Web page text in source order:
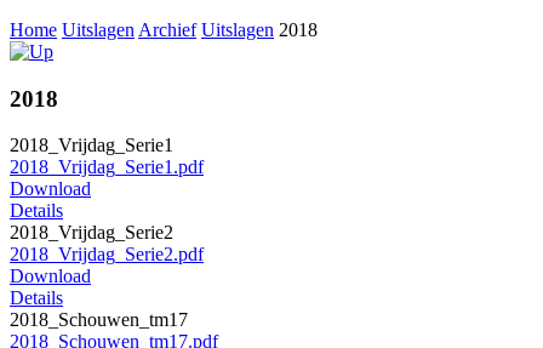
Home Uitslagen Archief Uitslagen 2018
2018
2018_Vrijdag_Serie1
2018_Vrijdag_Serie1.pdf
Download
Details
2018_Vrijdag_Serie2
2018_Vrijdag_Serie2.pdf
Download
Details
2018_Schouwen_tm17
2018_Schouwen_tm17.pdf